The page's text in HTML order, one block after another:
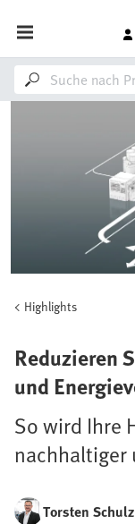
Highlights
Reduzieren
und
So wird Ihre
nachhaltiger
Torsten Schulz